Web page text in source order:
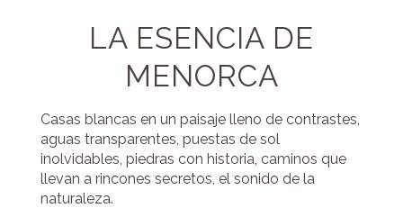
LA ESENCIA DE
MENORCA
Casas blancas en un paisaje lleno de contrastes,
aguas transparentes, puestas de sol
inolvidables, piedras con historia, caminos que
llevan a rincones secretos, el sonido de la
naturaleza.